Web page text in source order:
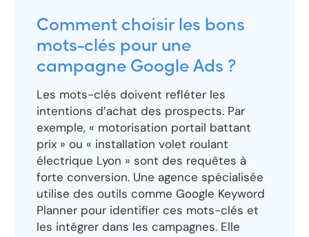
Comment choisir les bons
mots-clés pour une
campagne Google Ads ?
Les mots-clés doivent refléter les
intentions d’achat des prospects. Par
exemple, « motorisation portail battant
prix » ou « installation volet roulant
électrique Lyon » sont des requêtes à
forte conversion. Une agence spécialisée
utilise des outils comme Google Keyword
Planner pour identifier ces mots-clés et
les intégrer dans les campagnes. Elle